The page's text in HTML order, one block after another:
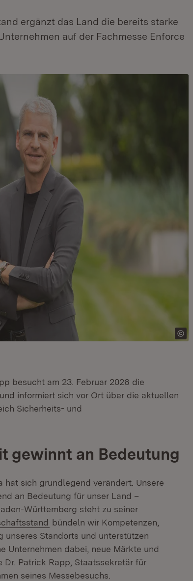
ergänzt das Land die bereits starke
auf der Fachmesse Enforce
besucht am 23. Februar 2026 die
Fenster)
informiert sich vor Ort über die aktuellen
Sicherheits- und
gewinnt an Bedeutung
hat sich grundlegend verändert. Unsere
an Bedeutung für unser Land –
Württemberg steht zu seiner
(Öffnet in neuem Fenster)
bündeln wir Kompetenzen,
unseres Standorts und unterstützen
Unternehmen dabei, neue Märkte und
Patrick Rapp, Staatssekretär für
seines Messebesuchs.